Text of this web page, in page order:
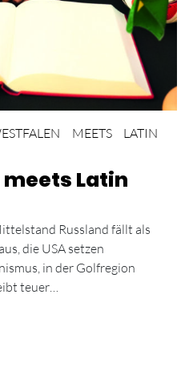
MEETS LATIN
Latin
Russland fällt als
die USA setzen
in der Golfregion
teuer…